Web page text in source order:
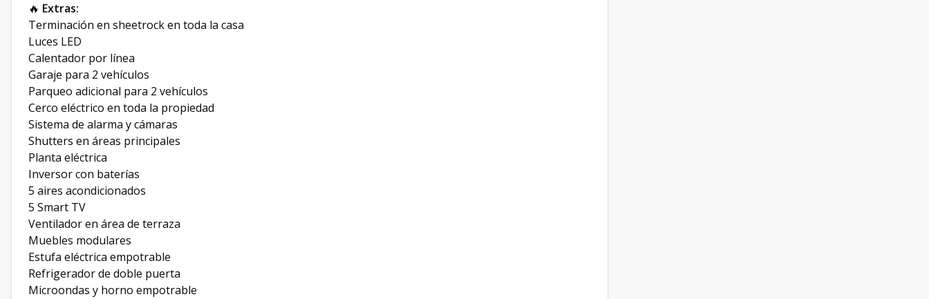
🔥 Extras:
Terminación en sheetrock en toda la casa
Luces LED
Calentador por línea
Garaje para 2 vehículos
Parqueo adicional para 2 vehículos
Cerco eléctrico en toda la propiedad
Sistema de alarma y cámaras
Shutters en áreas principales
Planta eléctrica
Inversor con baterías
5 aires acondicionados
5 Smart TV
Ventilador en área de terraza
Muebles modulares
Estufa eléctrica empotrable
Refrigerador de doble puerta
Microondas y horno empotrable